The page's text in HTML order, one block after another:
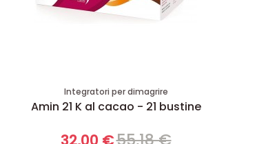
Integratori per dimagrire
Amin 21 K al cacao - 21 bustine